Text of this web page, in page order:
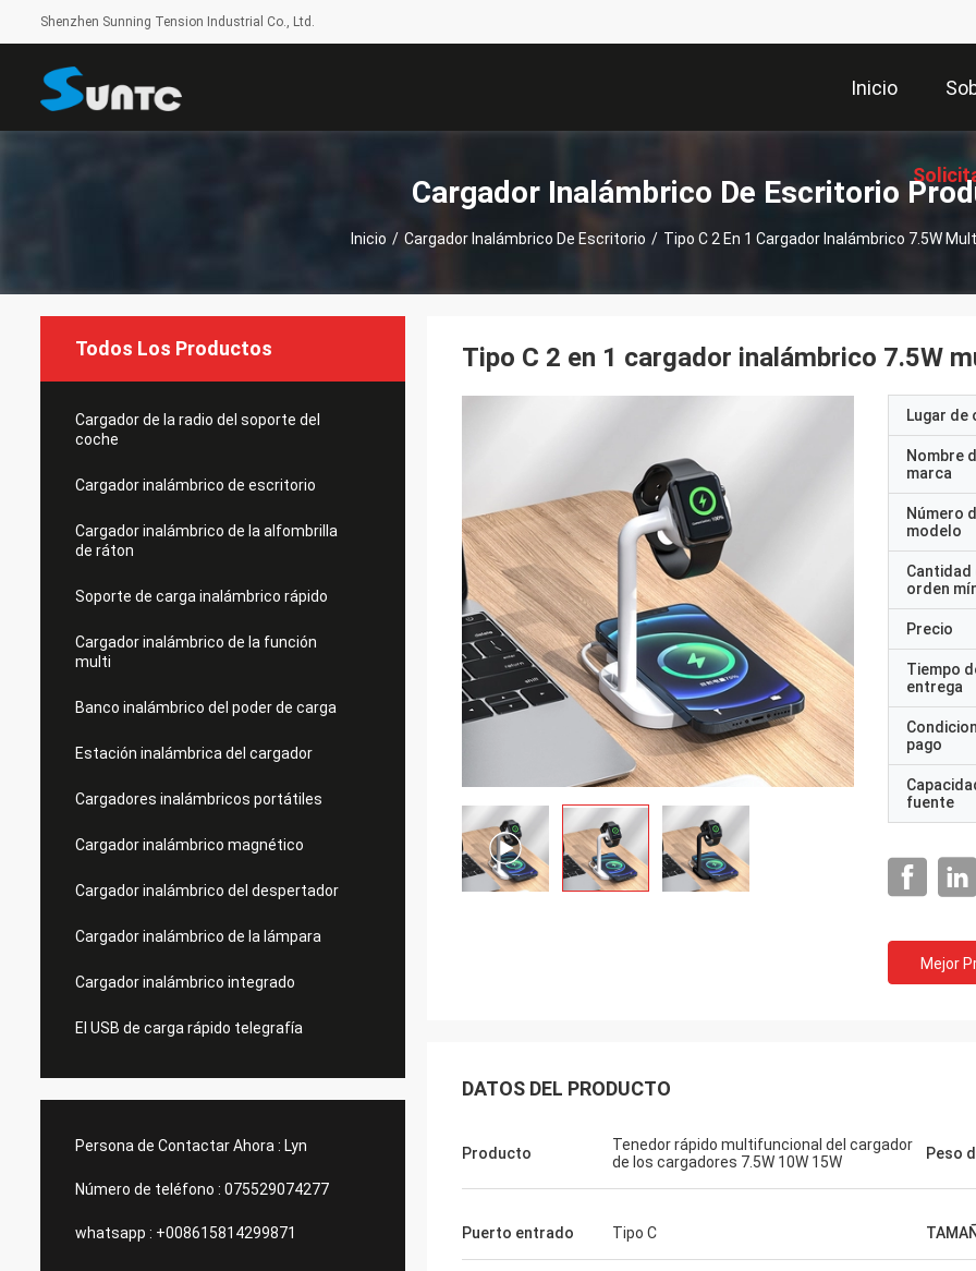
Shenzhen Sunning Tension Industrial Co., Ltd.
Inicio
Cargador Inalámbrico De Escritorio
Inicio / Cargador Inalámbrico De Escritorio / Tipo C 2 En 1 Cargador Inalámbrico 7.5W
Todos Los Productos
Cargador de la radio del soporte del
coche
Cargador inalámbrico de escritorio
Cargador inalámbrico de la alfombrilla
de ráton
Soporte de carga inalámbrico rápido
Cargador inalámbrico de la función
multi
Banco inalámbrico del poder de carga
Estación inalámbrica del cargador
Cargadores inalámbricos portátiles
Cargador inalámbrico magnético
Cargador inalámbrico del despertador
Cargador inalámbrico de la lámpara
Cargador inalámbrico integrado
El USB de carga rápido telegrafía
Persona de Contactar Ahora : Lyn
Número de teléfono : 075529074277
whatsapp : +008615814299871
Tipo C 2 en 1 cargador inalámbrico 7.5W
Lugar de
Nombre
marca
Número
modelo
Cantidad
orden
Precio
Tiempo
entrega
pago
fuente
Mejor
DATOS DEL PRODUCTO
Producto
Tenedor rápido multifuncional del cargador
de los cargadores 7.5W 10W 15W
Peso
Puerto entrado Tipo C